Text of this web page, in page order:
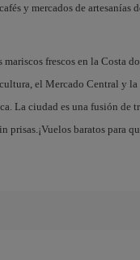
y mercados de artesanías
frescos en la Costa
el Mercado Central y la
La ciudad es una fusión de
baratos para